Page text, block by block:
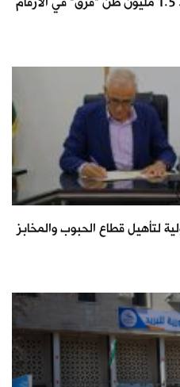
لتأهيل قطاع الحبوب والمخابز